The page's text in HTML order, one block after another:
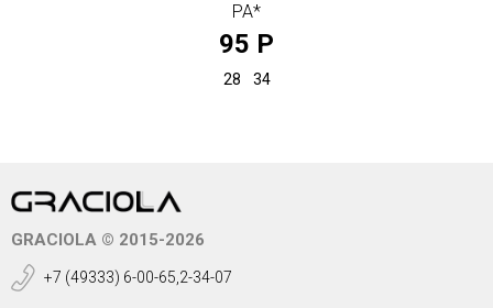
РА*
95 Р
28 34
GRACIOLA © 2015-2026
+7 (49333) 6-00-65,2-34-07